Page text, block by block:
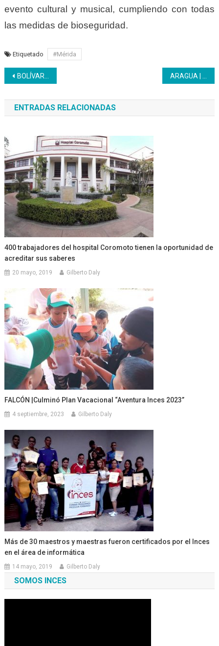
evento cultural y musical, cumpliendo con todas
las medidas de bioseguridad.
Etiquetado #Mérida
Navegación
de
entradas
BOLÍVAR | Inces acreditó brigadas hídricas en alianzas con Minagua
ENTRADAS RELACIONADAS
400 trabajadores del hospital Coromoto tienen la oportunidad de
acreditar sus saberes
20 mayo, 2019 Gilberto Daly
FALCÓN |Culminó Plan Vacacional “Aventura Inces 2023”
4 septiembre, 2023 Gilberto Daly
Más de 30 maestros y maestras fueron certificados por el Inces
en el área de informática
14 mayo, 2019 Gilberto Daly
SOMOS INCES